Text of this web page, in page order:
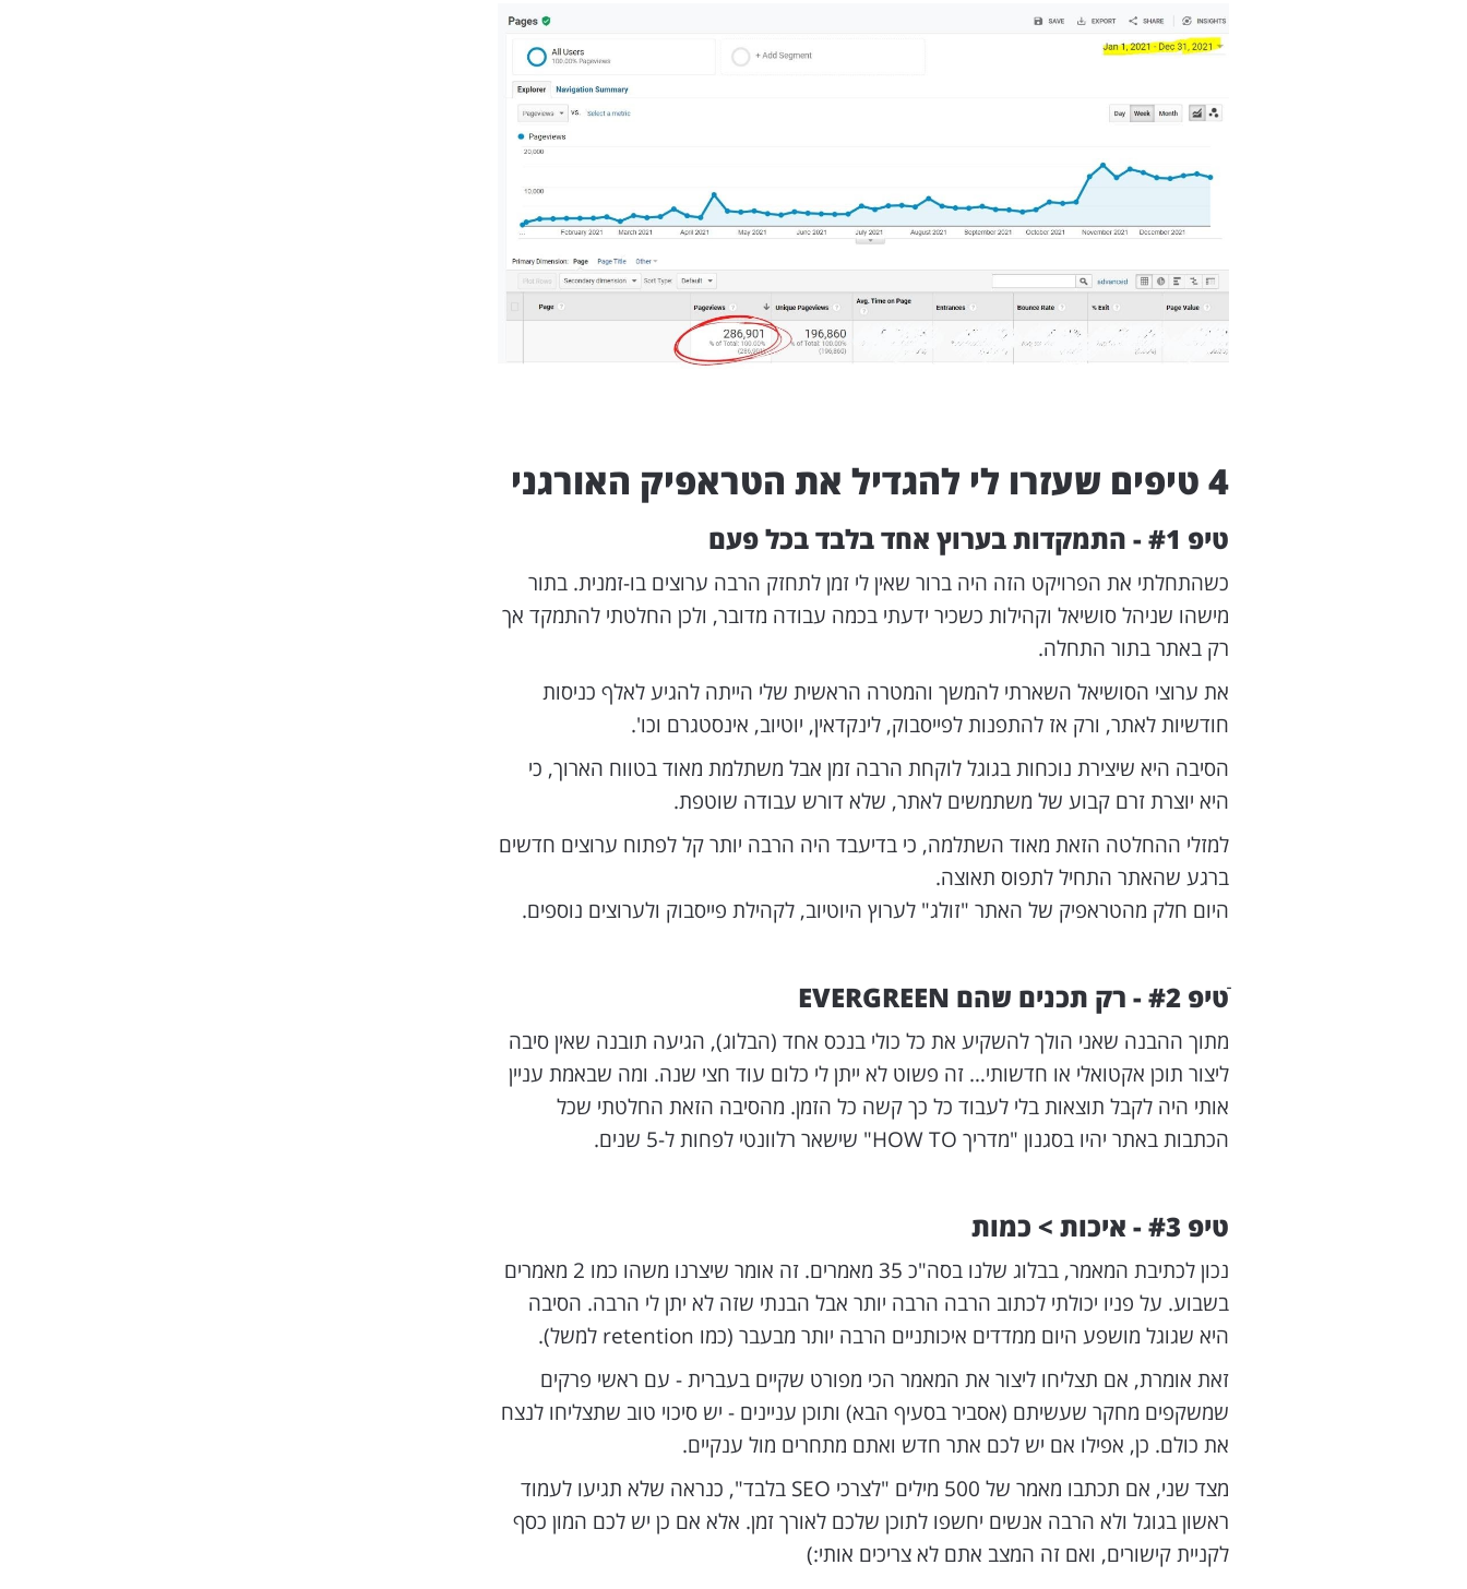
4 טיפים שעזרו לי להגדיל את הטראפיק האורגני
טיפ #1 - התמקדות בערוץ אחד בלבד בכל פעם
כשהתחלתי את הפרויקט הזה היה ברור שאין לי זמן לתחזק הרבה ערוצים בו-זמנית. בתור
מישהו שניהל סושיאל וקהילות כשכיר ידעתי בכמה עבודה מדובר, ולכן החלטתי להתמקד אך
רק באתר בתור התחלה.
את ערוצי הסושיאל השארתי להמשך והמטרה הראשית שלי הייתה להגיע לאלף כניסות
חודשיות לאתר, ורק אז להתפנות לפייסבוק, לינקדאין, יוטיוב, אינסטגרם וכו'.
הסיבה היא שיצירת נוכחות בגוגל לוקחת הרבה זמן אבל משתלמת מאוד בטווח הארוך, כי
היא יוצרת זרם קבוע של משתמשים לאתר, שלא דורש עבודה שוטפת.
למזלי ההחלטה הזאת מאוד השתלמה, כי בדיעבד היה הרבה יותר קל לפתוח ערוצים חדשים
ברגע שהאתר התחיל לתפוס תאוצה.
היום חלק מהטראפיק של האתר "זולג" לערוץ היוטיוב, לקהילת פייסבוק ולערוצים נוספים.
טיפ #2 - רק תכנים שהם EVERGREEN
מתוך ההבנה שאני הולך להשקיע את כל כולי בנכס אחד (הבלוג), הגיעה תובנה שאין סיבה
ליצור תוכן אקטואלי או חדשותי… זה פשוט לא ייתן לי כלום עוד חצי שנה. ומה שבאמת עניין
אותי היה לקבל תוצאות בלי לעבוד כל כך קשה כל הזמן. מהסיבה הזאת החלטתי שכל
הכתבות באתר יהיו בסגנון "מדריך HOW TO" שישאר רלוונטי לפחות ל-5 שנים.
טיפ #3 - איכות > כמות
נכון לכתיבת המאמר, בבלוג שלנו בסה"כ 35 מאמרים. זה אומר שיצרנו משהו כמו 2 מאמרים
בשבוע. על פניו יכולתי לכתוב הרבה הרבה יותר אבל הבנתי שזה לא יתן לי הרבה. הסיבה
היא שגוגל מושפע היום ממדדים איכותניים הרבה יותר מבעבר (כמו retention למשל).
זאת אומרת, אם תצליחו ליצור את המאמר הכי מפורט שקיים בעברית - עם ראשי פרקים
שמשקפים מחקר שעשיתם (אסביר בסעיף הבא) ותוכן עניינים - יש סיכוי טוב שתצליחו לנצח
את כולם. כן, אפילו אם יש לכם אתר חדש ואתם מתחרים מול ענקיים.
מצד שני, אם תכתבו מאמר של 500 מילים "לצרכי SEO בלבד", כנראה שלא תגיעו לעמוד
ראשון בגוגל ולא הרבה אנשים יחשפו לתוכן שלכם לאורך זמן. אלא אם כן יש לכם המון כסף
לקניית קישורים, ואם זה המצב אתם לא צריכים אותי:)